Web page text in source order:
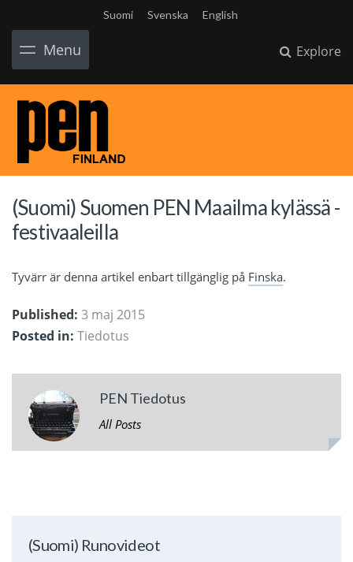
Suomi Svenska English
Menu Explore
(Suomi) Suomen PEN Maailma kylässä -
festivaaleilla
Tyvärr är denna artikel enbart tillgänglig på Finska.
Published: 3 maj 2015
Posted in: Tiedotus
PEN Tiedotus
All Posts
(Suomi) Runovideot